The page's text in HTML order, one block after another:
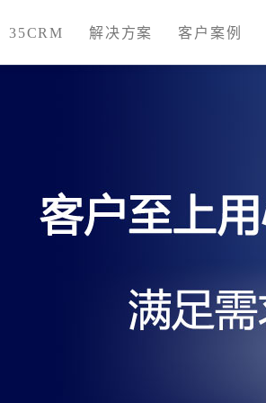
35CRM 解决方案 客户案例